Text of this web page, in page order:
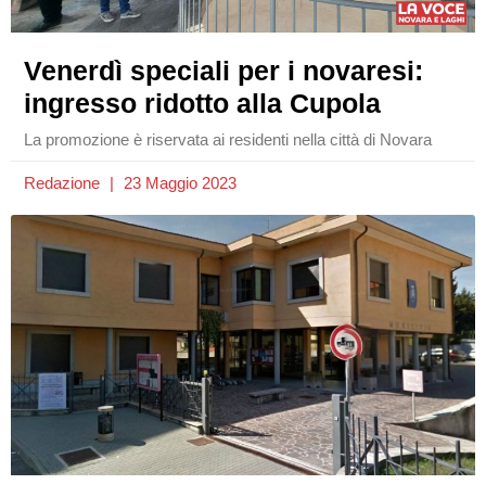
Venerdì speciali per i novaresi:
ingresso ridotto alla Cupola
La promozione è riservata ai residenti nella città di Novara
Redazione 23 Maggio 2023